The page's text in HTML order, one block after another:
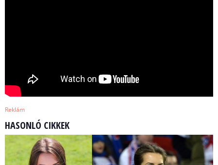
Reklám
HASONLÓ CIKKEK